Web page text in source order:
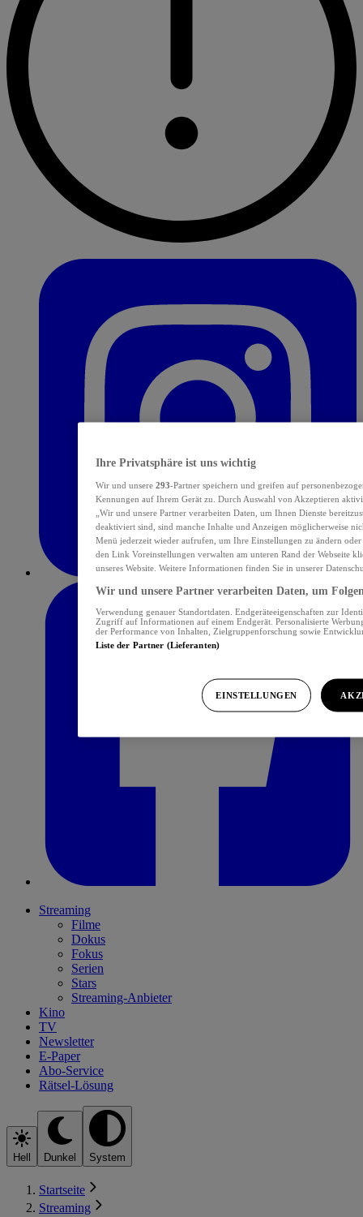
Streaming
Filme
Dokus
Fokus
Serien
Stars
Streaming-Anbieter
Kino
TV
Newsletter
E-Paper
Abo-Service
Rätsel-Lösung
Hell Dunkel System
Startseite
Streaming
Ihre Privatsphäre ist uns wichtig
Wir und unsere 293-Partner speichern und greifen auf
Kennungen auf Ihrem Gerät zu. Durch Auswahl von Akzeptieren
„Wir und unsere Partner verarbeiten Daten, um Ihnen Dienste
deaktiviert sind, sind manche Inhalte und Anzeigen möglicherweise
Menü jederzeit wieder aufrufen, um Ihre Einstellungen zu ändern
den Link Voreinstellungen verwalten am unteren Rand der Webseite
unseres Website. Weitere Informationen finden Sie in unserer
Wir und unsere Partner verarbeiten Daten, um
Verwendung genauer Standortdaten. Endgeräteeigenschaften zur
Zugriff auf Informationen auf einem Endgerät. Personalisierte
der Performance von Inhalten, Zielgruppenforschung sowie
Liste der Partner (Lieferanten)
EINSTELLUNGEN